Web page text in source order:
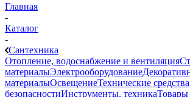
Главная
-
Каталог
-
Сантехника
Отопление, водоснабжение и вентиляция
материалыЭлектрооборудование
материалыОсвещениеТехнические средства
безопасностиИнструменты, техникаТовары